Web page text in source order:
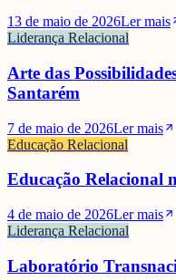
13 de maio de 2026Ler mais
Liderança Relacional
Arte das
Santarém
7 de maio de 2026Ler mais
Educação Relacional
Educação Relacional
4 de maio de 2026Ler mais
Liderança Relacional
Laboratório